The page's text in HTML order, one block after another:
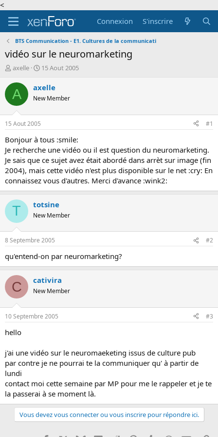
<
Connexion
S'inscrire
BTS Communication - E1. Cultures de la communicati
vidéo sur le neuromarketing
A
t
e
r
d
e
l
d
i
s
c
u
s
s
o
n
axelle
D
t
d
é
b
t
15 Aout 2005
A axelle
New Member
15 Aout 2005 #1
Bonjour à tous :smile:
Je recherche une vidéo ou il est question du neuromarketing.
Je sais que ce sujet avez était abordé dans arrèt sur image (fin
2004), mais cette vidéo n'est plus disponible sur le net :cry: En
connaissez vous d'autres. Merci d'avance :wink2:
T totsine
New Member
8 Septembre 2005 #2
qu'entend-on par neuromarketing?
C cativira
New Member
10 Septembre 2005 #3
hello
j'ai une vidéo sur le neuromaeketing issus de culture pub
par contre je ne pourrai te la communiquer qu' à partir de
lundi
contact moi cette semaine par MP pour me le rappeler et je te
la passerai à se moment là.
Vous devez vous connecter ou vous inscrire pour répondre ici.